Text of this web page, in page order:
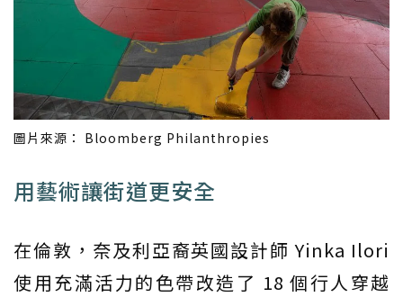
圖片來源： Bloomberg Philanthropies
用藝術讓街道更安全
在倫敦，奈及利亞裔英國設計師 Yinka Ilori
使用充滿活力的色帶改造了 18 個行人穿越